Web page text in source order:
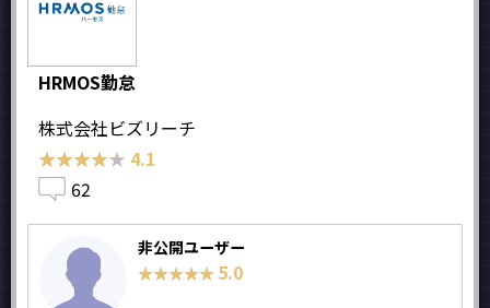
HRMOS勤怠
株式会社ビズリーチ
★★★★★
★★★★★ 4.1
62
非公開ユーザー
★★★★★
★★★★★ 5.0